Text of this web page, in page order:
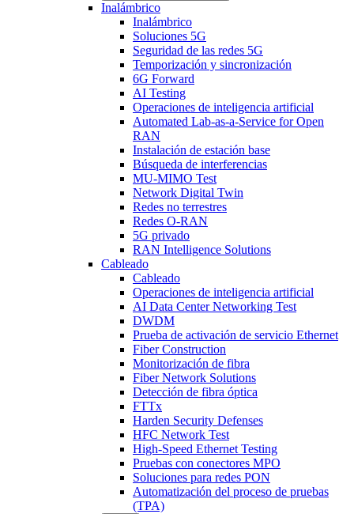
Inalámbrico
Inalámbrico
Soluciones 5G
Seguridad de las redes 5G
Temporización y sincronización
6G Forward
AI Testing
Operaciones de inteligencia artificial
Automated Lab-as-a-Service for Open
RAN
Instalación de estación base
Búsqueda de interferencias
MU-MIMO Test
Network Digital Twin
Redes no terrestres
Redes O-RAN
5G privado
RAN Intelligence Solutions
Cableado
Cableado
Operaciones de inteligencia artificial
AI Data Center Networking Test
DWDM
Prueba de activación de servicio Ethernet
Fiber Construction
Monitorización de fibra
Fiber Network Solutions
Detección de fibra óptica
FTTx
Harden Security Defenses
HFC Network Test
High-Speed Ethernet Testing
Pruebas con conectores MPO
Soluciones para redes PON
Automatización del proceso de pruebas
(TPA)